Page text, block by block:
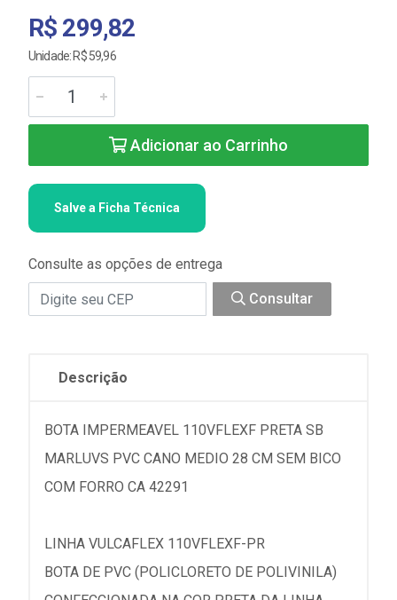
R$ 299,82
Unidade: R$ 59,96
Adicionar ao Carrinho
Salve a Ficha Técnica
Consulte as opções de entrega
Consultar
Descrição
BOTA IMPERMEAVEL 110VFLEXF PRETA SB
MARLUVS PVC CANO MEDIO 28 CM SEM BICO
COM FORRO CA 42291
LINHA VULCAFLEX 110VFLEXF-PR
BOTA DE PVC (POLICLORETO DE POLIVINILA)